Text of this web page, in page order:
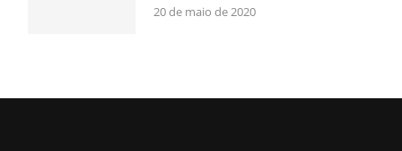
20 de maio de 2020